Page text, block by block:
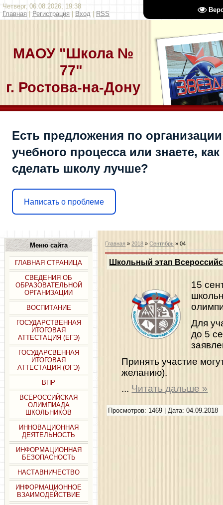
Четверг, 06.08.2026, 19:38
Главная
Регистрация Вход RSS
МАОУ "Школа №
77"
г. Ростова-на-Дону
Есть предложения по организации
учебного процесса или знаете, как
сделать школу лучше?
Написать о проблеме
Меню сайта
ГЛАВНАЯ СТРАНИЦА
СВЕДЕНИЯ ОБ
ОБРАЗОВАТЕЛЬНОЙ
ОРГАНИЗАЦИИ
ВОСПИТАНИЕ
ГОСУДАРСТВЕННАЯ
ИТОГОВАЯ
АТТЕСТАЦИЯ (ЕГЭ)
ГОСУДАРСВЕННАЯ
ИТОГОВАЯ
АТТЕСТАЦИЯ (ОГЭ)
ВПР
ВСЕРОССИЙСКАЯ
ОЛИМПИАДА
ШКОЛЬНИКОВ
ИННОВАЦИОННАЯ
ДЕЯТЕЛЬНОСТЬ
ИНФОРМАЦИОННАЯ
БЕЗОПАСНОСТЬ
НАСТАВНИЧЕСТВО
ИНФОРМАЦИОННОЕ
ВЗАИМОДЕЙСТВИЕ
Главная »2018 » Сентябрь » 04
Школьный этап
15
Для
до 5
Принять участие
желанию).
... Читать дальше »
Просмотров: 1469 | Дата:04.09.2018